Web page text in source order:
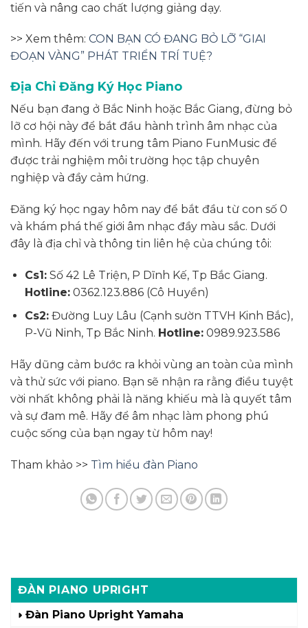
tiến và nâng cao chất lượng giảng dạy.
>> Xem thêm: CON BẠN CÓ ĐANG BỎ LỠ “GIAI
ĐOẠN VÀNG” PHÁT TRIỂN TRÍ TUỆ?
Địa Chỉ Đăng Ký Học Piano
Nếu bạn đang ở Bắc Ninh hoặc Bắc Giang, đừng bỏ
lỡ cơ hội này để bắt đầu hành trình âm nhạc của
mình. Hãy đến với trung tâm Piano FunMusic để
được trải nghiệm môi trường học tập chuyên
nghiệp và đầy cảm hứng.
Đăng ký học ngay hôm nay để bắt đầu từ con số 0
và khám phá thế giới âm nhạc đầy màu sắc. Dưới
đây là địa chỉ và thông tin liên hệ của chúng tôi:
Cs1:Số 42 Lê Triện, P Dĩnh Kế, Tp Bắc Giang.
Hotline:0362.123.886 (Cô Huyền)
Cs2:Đường Luy Lâu (Cạnh sườn TTVH Kinh Bắc),
P-Vũ Ninh, Tp Bắc Ninh. Hotline:0989.923.586
Hãy dũng cảm bước ra khỏi vùng an toàn của mình
và thử sức với piano. Bạn sẽ nhận ra rằng điều tuyệt
vời nhất không phải là năng khiếu mà là quyết tâm
và sự đam mê. Hãy để âm nhạc làm phong phú
cuộc sống của bạn ngay từ hôm nay!
Tham khảo >> Tìm hiểu đàn Piano
ĐÀN PIANO UPRIGHT
Đàn Piano Upright Yamaha